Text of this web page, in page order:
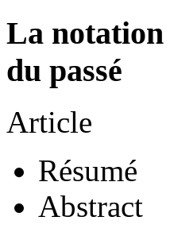
La notation
du passé
Article
Résumé
Abstract